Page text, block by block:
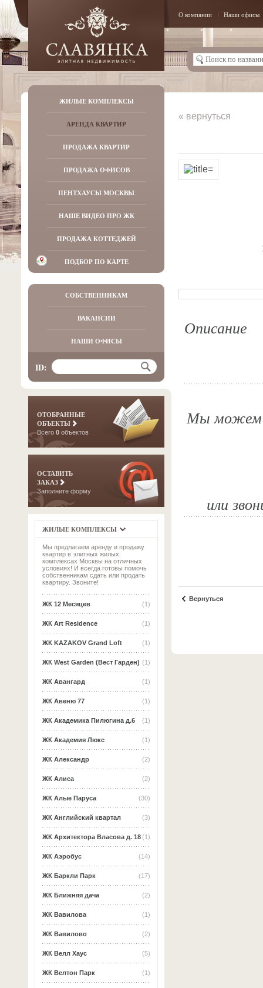
О компании Наши офисы
ЖИЛЫЕ КОМПЛЕКСЫ
АРЕНДА КВАРТИР
ПРОДАЖА КВАРТИР
ПРОДАЖА ОФИСОВ
ПЕНТХАУСЫ МОСКВЫ
НАШЕ ВИДЕО ПРО ЖК
ПРОДАЖА КОТТЕДЖЕЙ
ПОДБОР ПО КАРТЕ
СОБСТВЕННИКАМ
ВАКАНСИИ
НАШИ ОФИСЫ
ID:
ОТОБРАННЫЕ
ОБЪЕКТЫ
Всего 0 объектов
ОСТАВИТЬ
ЗАКАЗ
Заполните форму
ЖИЛЫЕ КОМПЛЕКСЫ
Мы предлагаем аренду и продажу
квартир в элитных жилых
комплексах Москвы на отличных
условиях! И всегда готовы помочь
собственникам сдать или продать
квартиру. Звоните!
(1)
ЖК 12 Месяцев
(1)
ЖК Art Residence
(1)
ЖК KAZAKOV Grand Loft
(1)
ЖК West Garden (Вест Гарден)
(1)
ЖК Авангард
(1)
ЖК Авеню 77
(1)
ЖК Академика Пилюгина д.6
(1)
ЖК Академия Люкс
(2)
ЖК Александр
(2)
ЖК Алиса
(30)
ЖК Алые Паруса
(3)
ЖК Английский квартал
(1)
ЖК Архитектора Власова д. 18
(14)
ЖК Аэробус
(17)
ЖК Баркли Парк
(2)
ЖК Ближняя дача
(1)
ЖК Вавилова
(2)
ЖК Вавилово
(5)
ЖК Велл Хаус
(1)
ЖК Велтон Парк
« вернуться
Описание
Мы можем
или
Вернуться